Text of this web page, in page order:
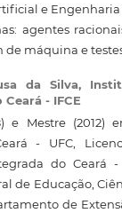
e
agentes
máquina e
da Silva,
- IFCE
e Mestre (2012)
- UFC,
do Ceará
de Educação,
de